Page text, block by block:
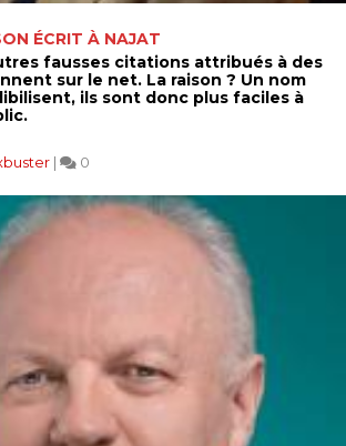
ÉCRIT À NAJAT
fausses citations attribués à des
sur le net. La raison ? Un nom
ils sont donc plus faciles à
| 0